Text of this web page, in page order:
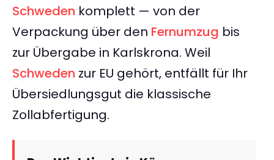
Schweden komplett — von der
Verpackung über den Fernumzug bis
zur Übergabe in Karlskrona. Weil
Schweden zur EU gehört, entfällt für Ihr
Übersiedlungsgut die klassische
Zollabfertigung.